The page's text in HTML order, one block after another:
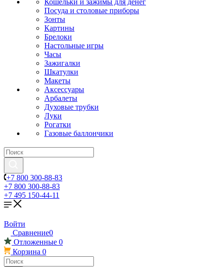
Кошельки и зажимы для денег
Посуда и столовые приборы
Зонты
Картины
Брелоки
Настольные игры
Часы
Зажигалки
Шкатулки
Макеты
Аксессуары
Арбалеты
Духовые трубки
Луки
Рогатки
Газовые баллончики
+7 800 300-88-83
+7 800 300-88-83
+7 495 150-44-11
Войти
Сравнение0
Отложенные 0
Корзина 0